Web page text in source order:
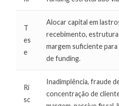
T
es
e
Alocar capital em
recebimento,
margem suficiente
de funding.
Ri
sc
Inadimplência, fraude
concentração de